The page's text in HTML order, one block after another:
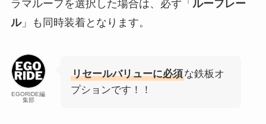
ラマルーフを選択した場合は、必ず「 ルーフレー
ル」も同時装着となります。
EGORIDE編
集部
リセールバリューに必須な鉄板オ
プションです！！